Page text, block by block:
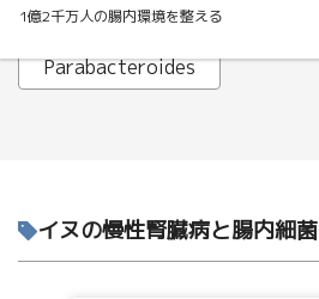
1億2千万人の腸内環境を整える
LDLコレステロール
Parabacteroides
イヌの慢性腎臓病と腸内細菌